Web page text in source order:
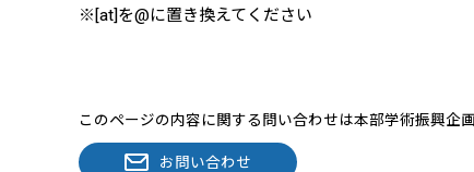
※[at]を@に置き換えてください
このページの内容に関する問い合わせは本部学術振興企
お問い合わせ